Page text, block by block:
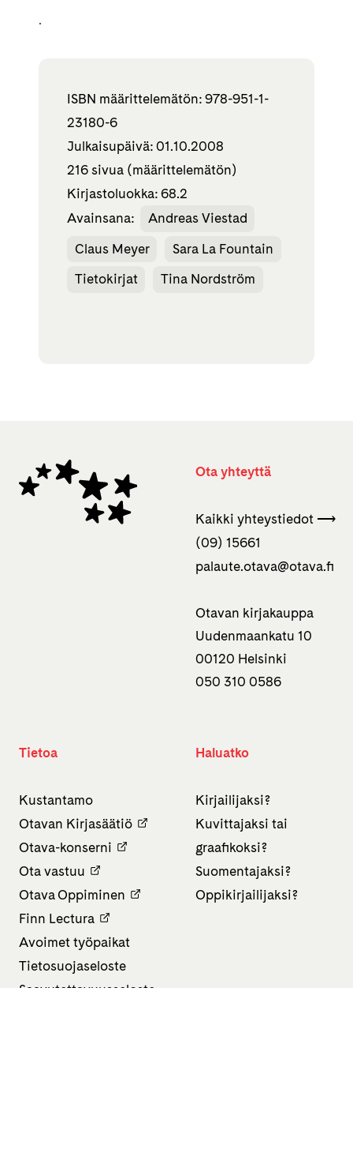
.
ISBN määrittelemätön: 978-951-1-
23180-6
Julkaisupäivä: 01.10.2008
216 sivua (määrittelemätön)
Kirjastoluokka: 68.2
Avainsana:
Andreas Viestad
Claus Meyer
Sara La Fountain
Tietokirjat
Tina Nordström
Ota yhteyttä
Kaikki yhteystiedot ⟶
(09) 15661
palaute.otava­@otava.fi
Otavan kirjakauppa
Uudenmaankatu 10
00120 Helsinki
050 310 0586
Tietoa
Kustantamo
Otavan Kirjasäätiö
Otava-konserni
Ota vastuu
Otava Oppiminen
Finn Lectura
Avoimet työpaikat
Tietosuojaseloste
Saavutettavuusseloste
Haluatko
Kirjailijaksi?
Kuvittajaksi tai
graafikoksi?
Suomentajaksi?
Oppikirjailijaksi?